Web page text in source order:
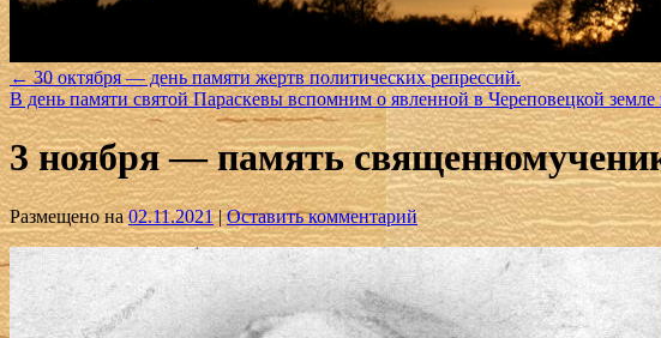
←30 октября — день памяти жертв политических репрессий.
В день памяти святой Параскевы вспомним о явленной в Череповецкой
3 ноября — память
Размещено на 02.11.2021 | Оставить комментарий